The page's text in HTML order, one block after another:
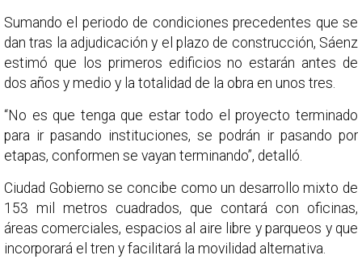
Sumando el periodo de condiciones precedentes que se
dan tras la adjudicación y el plazo de construcción, Sáenz
estimó que los primeros edificios no estarán antes de
dos años y medio y la totalidad de la obra en unos tres.
“No es que tenga que estar todo el proyecto terminado
para ir pasando instituciones, se podrán ir pasando por
etapas, conformen se vayan terminando”, detalló.
Ciudad Gobierno se concibe como un desarrollo mixto de
153 mil metros cuadrados, que contará con oficinas,
áreas comerciales, espacios al aire libre y parqueos y que
incorporará el tren y facilitará la movilidad alternativa.